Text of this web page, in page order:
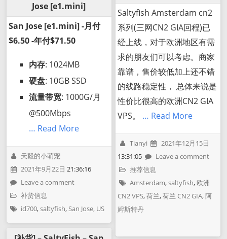
Jose [e1.mini]
San Jose [e1.mini] -月付
$6.50 -年付$71.50
内存: 1024MB
硬盘: 10GB SSD
流量带宽: 1000G/月
@500Mbps
… Read More
天毅的小萌宠
2021年9月22日 21:36:16
Leave a comment
补货信息
id700,saltyfish, San Jose, US
Saltyfish Amsterdam cn2
系列(三网CN2 GIA回程)已
经上线，对于欧洲地区有需
求的朋友们可以考虑。商家
靠谱，售价较低加上还不错
的线路稳定性， 总体来说是
性价比很高的欧洲CN2 GIA
VPS。 … Read More
Tianyi
2021年12月15日
13:31:05
Leave a comment
推荐信息
Amsterdam,saltyfish,欧洲
CN2 VPS,荷兰,荷兰 CN2 GIA,阿
姆斯特丹